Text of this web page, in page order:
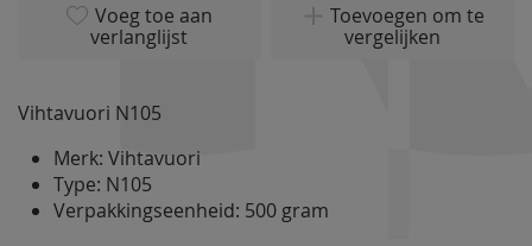
Voeg toe aan
verlanglijst
Toevoegen om te
vergelijken
Vihtavuori N105
Merk: Vihtavuori
Type: N105
Verpakkingseenheid: 500 gram